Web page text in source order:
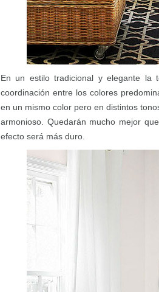
En un estilo tradicional y elegante la
coordinación entre los colores
en un mismo color pero en distintos
armonioso. Quedarán mucho mejor
efecto será más duro.